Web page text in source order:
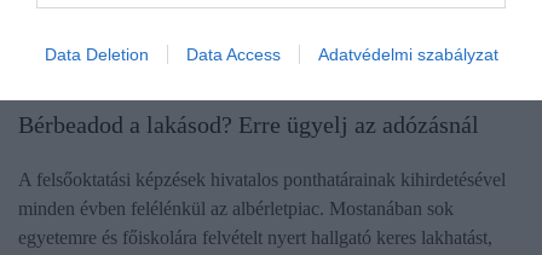
Data Deletion Data Access Adatvédelmi szabályzat
Bérbeadod a lakásod? Erre ügyelj az adózásnál
A felsőoktatási képzések hivatalos ponthatárainak kihirdetésével
minden évben felélénkül az albérletpiac. Mostanában sok
egyetemre és főiskolára felvételt nyert hallgató keres lakhatást,